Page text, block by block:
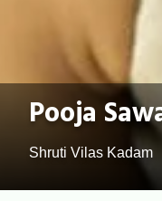
Pooja
Shruti Vilas Kadam